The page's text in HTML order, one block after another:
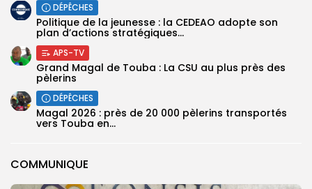
COMMUNIQUE
DÉPÊCHES
Politique de la jeunesse : la CEDEAO adopte son
plan d’actions stratégiques...
APS-TV
Grand Magal de Touba : La CSU au plus près des
pèlerins
DÉPÊCHES
Magal 2026 : près de 20 000 pèlerins transportés
vers Touba en...